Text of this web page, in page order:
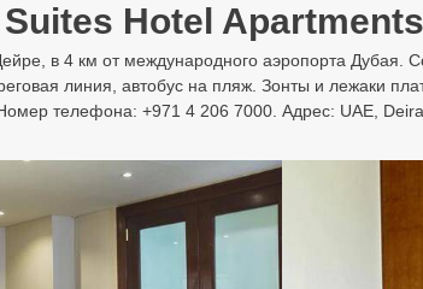
Suites Hotel
в 4 км от международного аэропорта Дубая.
линия, автобус на пляж. Зонты и лежаки
телефона: +971 4 206 7000. Адрес: UAE,